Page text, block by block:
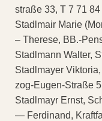
straße 33, T 7 71 84
Stadlmair Marie
– Therese, BB.-
Stadlmann Walter,
Stadlmayer
zog-Eugen-Straße 5
Stadlmayr Ernst,
— Ferdinand,